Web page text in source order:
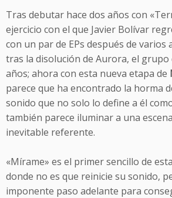
Tras debutar hace dos años con
ejercicio con el que Javier Bolívar
con un par de EPs después de varios
tras la disolución de Aurora, el
años; ahora con esta nueva etapa de
parece que ha encontrado la horma
sonido que no solo lo define a él
también parece iluminar a una
inevitable referente.
«Mírame» es el primer sencillo de
donde no es que reinicie su sonido,
imponente paso adelante para